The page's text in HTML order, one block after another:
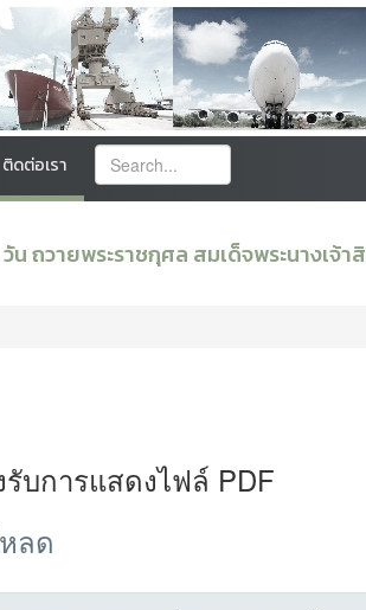
ติดต่อเรา
ถวายพระราชกุศล สมเด็จพระนางเจ้าสิ
บการแสดงไฟล์ PDF
ลด